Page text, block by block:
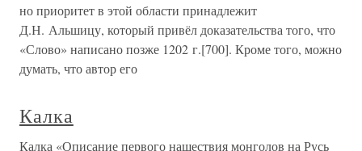
но приоритет в этой области принадлежит
Д.Н. Альшицу, который привёл доказательства того, что
«Слово» написано позже 1202 г.[700]. Кроме того, можно
думать, что автор его
Калка
Калка «Описание первого нашествия монголов на Русь